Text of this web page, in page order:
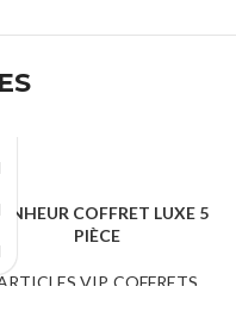
COFFRET LUXE 5
PIÈCE
VIP, COFFRETS